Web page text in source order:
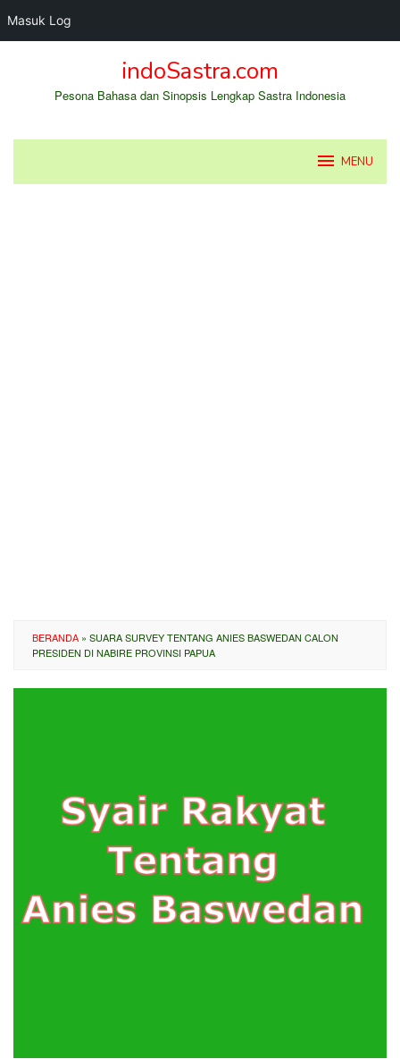
Masuk Log
indoSastra.com
Pesona Bahasa dan Sinopsis Lengkap Sastra Indonesia
MENU
BERANDA » SUARA SURVEY TENTANG ANIES BASWEDAN CALON
PRESIDEN DI NABIRE PROVINSI PAPUA